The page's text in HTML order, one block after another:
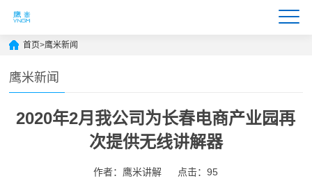
首页>鹰米新闻
鹰米新闻
2020年2月我公司为长春电商产业园再
次提供无线讲解器
作者：鹰米讲解
点击：95